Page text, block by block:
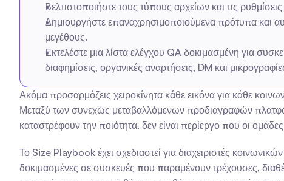
Βελτιστοποιήστε τους τύπους αρχείων και τις
Δημιουργήστε επαναχρησιμοποιούμενα πρότυπα και
μεγέθους.
Εκτελέστε μια λίστα ελέγχου QA δοκιμασμένη για
διαφημίσεις, οργανικές αναρτήσεις, DM και
Ακόμα προσαρμόζεις χειροκίνητα κάθε εικόνα για κάθε
Μεταξύ των συνεχώς μεταβαλλόμενων προδιαγραφών
καταστρέφουν την ποιότητα, δεν είναι περίεργο που οι
Το Size Playbook έχει σχεδιαστεί για διαχειριστές
δοκιμασμένες σε συσκευές που παραμένουν τρέχουσες,